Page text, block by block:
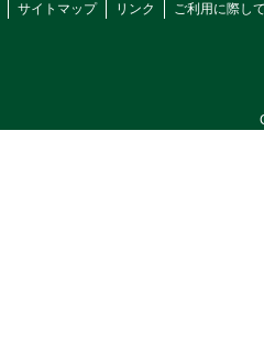
サイトマップ リンク ご利用に際し